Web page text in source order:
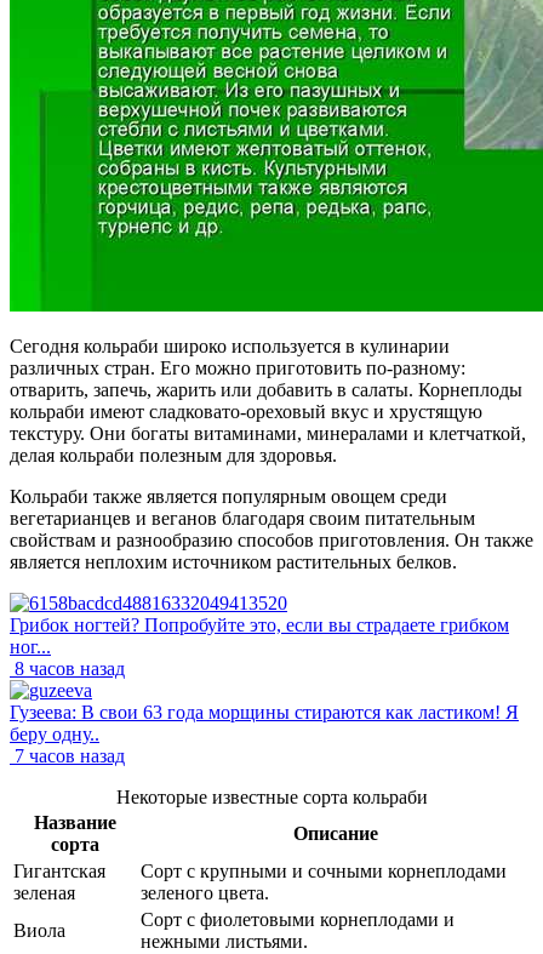
Сегодня кольраби широко используется в кулинарии
различных стран. Его можно приготовить по-разному:
отварить, запечь, жарить или добавить в салаты. Корнеплоды
кольраби имеют сладковато-ореховый вкус и хрустящую
текстуру. Они богаты витаминами, минералами и клетчаткой,
делая кольраби полезным для здоровья.
Кольраби также является популярным овощем среди
вегетарианцев и веганов благодаря своим питательным
свойствам и разнообразию способов приготовления. Он также
является неплохим источником растительных белков.
Грибок ногтей? Попробуйте это, если вы страдаете грибком
ног...
8 часов назад
Гузеева: В свои 63 года морщины стираются как ластиком! Я
беру одну..
7 часов назад
Некоторые известные сорта кольраби
Название
сорта
Описание
Гигантская
зеленая
Сорт с крупными и сочными корнеплодами
зеленого цвета.
Виола
Сорт с фиолетовыми корнеплодами и
нежными листьями.